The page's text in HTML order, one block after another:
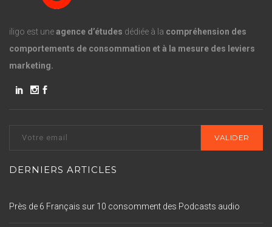
iligo est uneagence d’études dédiée à la compréhension des
comportements de consommation et à la mesure des leviers
marketing.
DERNIERS ARTICLES
Près de 6 Français sur 10 consomment des Podcasts audio